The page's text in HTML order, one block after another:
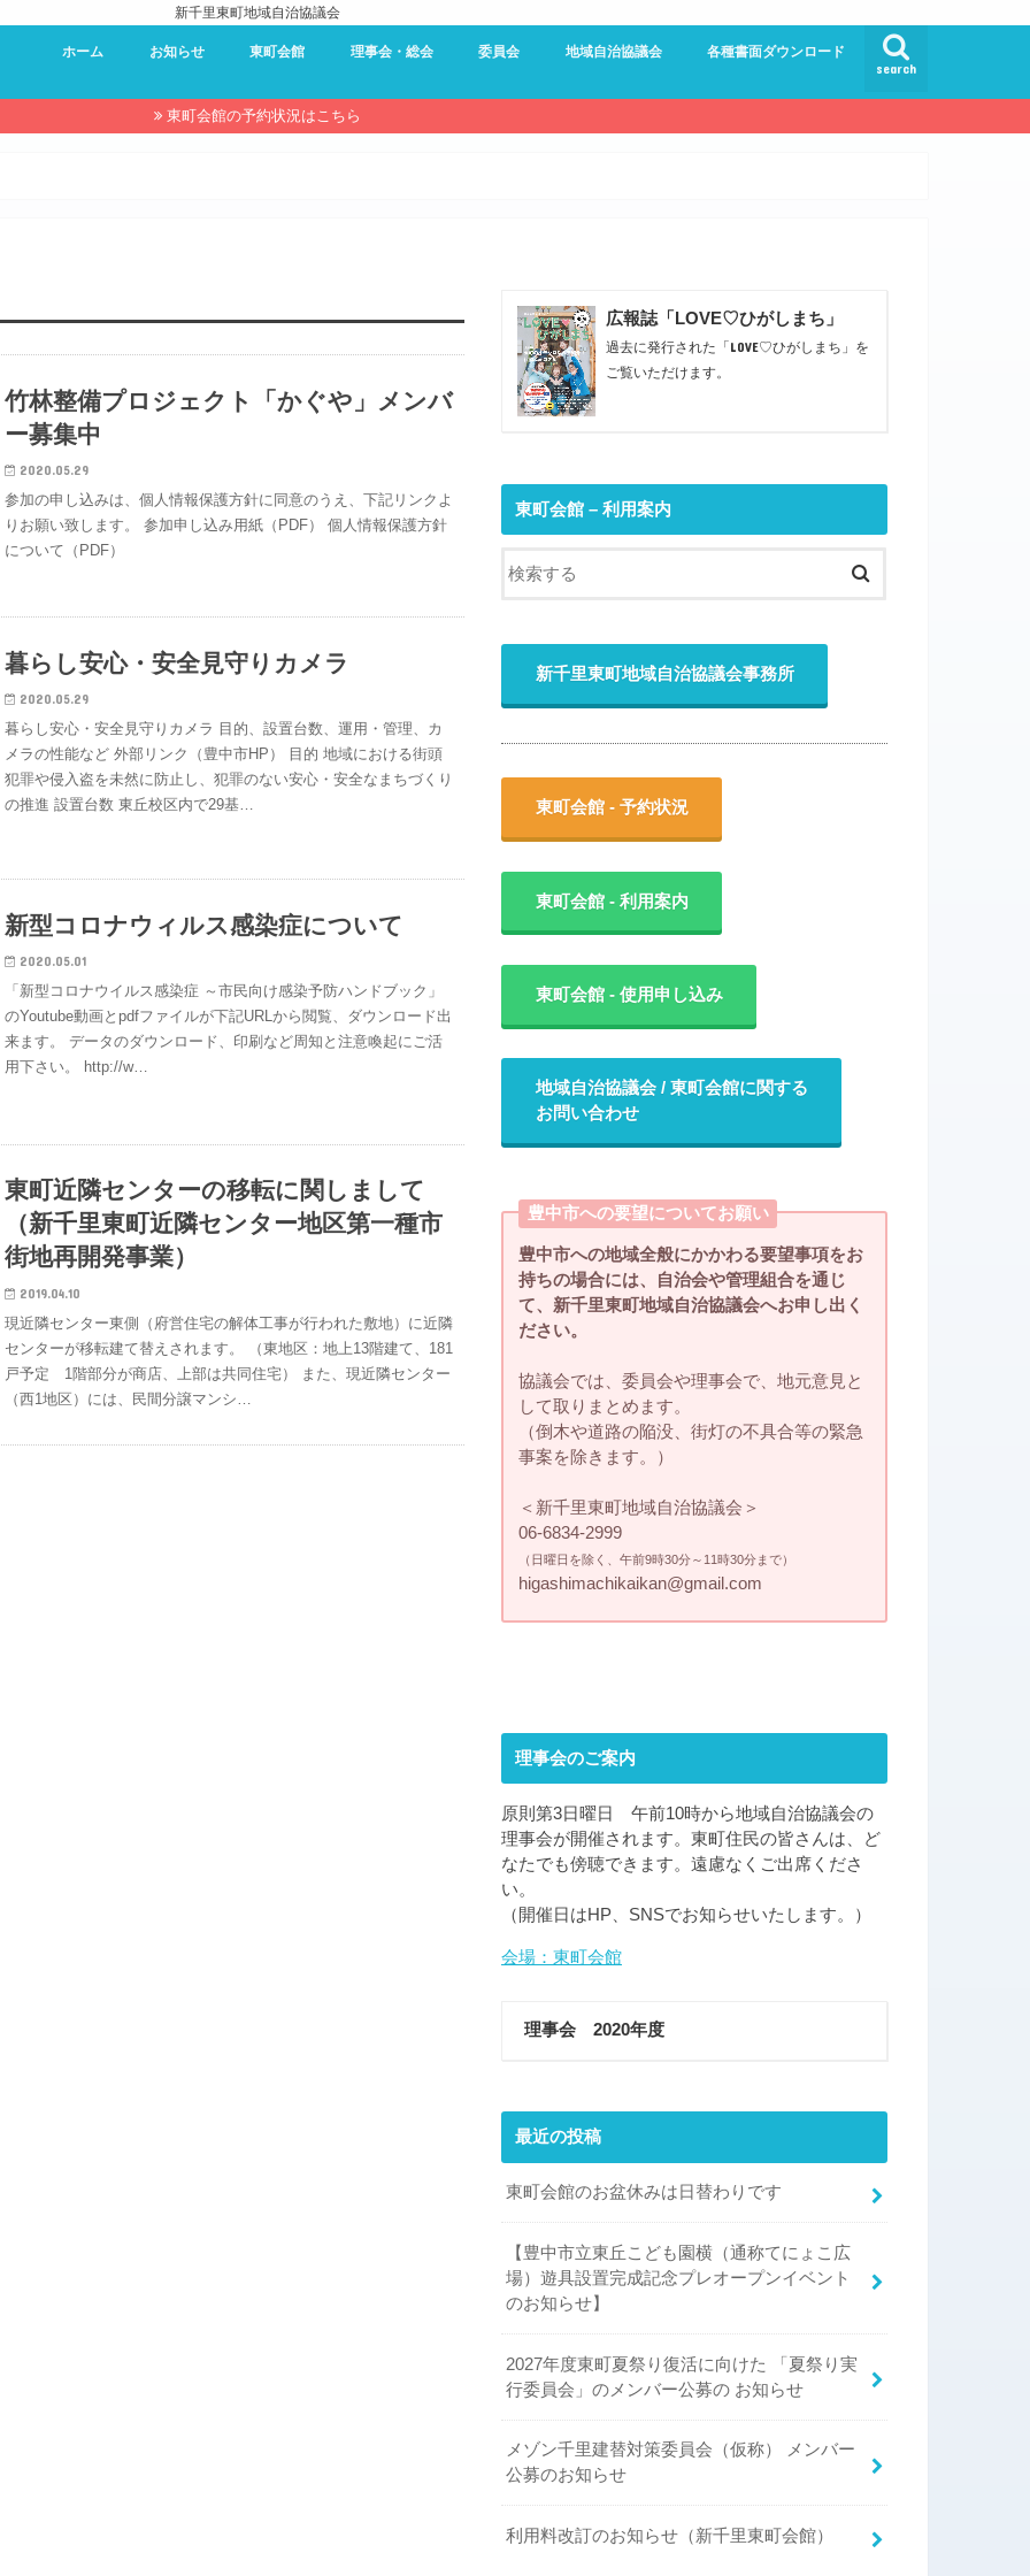
新千里東町地域自治協議会
search
ホーム お知らせ 東町会館
東町会館 – 利用案内
東町会館 – 予約状況
東町会館 – 使用申し込み
理事会・総会
理事会・総会
過去の理事会・総会資料
委員会
防災委員会
環境委員会
夏祭り
近隣センター委員会
キャンドルロード
東町会館
広報委員会
地域自治協議会 各種書面ダウンロード
東町会館の予約状況はこちら
竹林整備プロジェクト「かぐや」メンバ
ー募集中
2020.05.29
参加の申し込みは、個人情報保護方針に同意のうえ、下記リンクよ
りお願い致します。 参加申し込み用紙（PDF） 個人情報保護方針
について（PDF）
暮らし安心・安全見守りカメラ
2020.05.29
暮らし安心・安全見守りカメラ 目的、設置台数、運用・管理、カ
メラの性能など 外部リンク（豊中市HP） 目的 地域における街頭
犯罪や侵入盗を未然に防止し、犯罪のない安心・安全なまちづくり
の推進 設置台数 東丘校区内で29基…
新型コロナウィルス感染症について
2020.05.01
「新型コロナウイルス感染症 ～市民向け感染予防ハンドブック」
のYoutube動画とpdfファイルが下記URLから閲覧、ダウンロード出
来ます。 データのダウンロード、印刷など周知と注意喚起にご活
用下さい。 http://w…
東町近隣センターの移転に関しまして
（新千里東町近隣センター地区第一種市
街地再開発事業）
2019.04.10
現近隣センター東側（府営住宅の解体工事が行われた敷地）に近隣
センターが移転建て替えされます。 （東地区：地上13階建て、181
戸予定 1階部分が商店、上部は共同住宅） また、現近隣センター
（西1地区）には、民間分譲マンシ…
広報誌「LOVE♡ひがしまち」
過去に発行された「LOVE♡ひがしまち」を
ご覧いただけます。
東町会館 – 利用案内
新千里東町地域自治協議会事務所
東町会館 - 予約状況
東町会館 - 利用案内
東町会館 - 使用申し込み
地域自治協議会 / 東町会館に関する
お問い合わせ
豊中市への要望についてお願い
豊中市への地域全般にかかわる要望事項をお
持ちの場合には、自治会や管理組合を通じ
て、新千里東町地域自治協議会へお申し出く
ださい。
協議会では、委員会や理事会で、地元意見と
して取りまとめます。
（倒木や道路の陥没、街灯の不具合等の緊急
事案を除きます。）
＜新千里東町地域自治協議会＞
06-6834-2999
（日曜日を除く、午前9時30分～11時30分まで）
higashimachikaikan@gmail.com
理事会のご案内
原則第3日曜日 午前10時から地域自治協議会の
理事会が開催されます。東町住民の皆さんは、ど
なたでも傍聴できます。遠慮なくご出席くださ
い。
（開催日はHP、SNSでお知らせいたします。）
会場：東町会館
理事会 2020年度
最近の投稿
東町会館のお盆休みは日替わりです
【豊中市立東丘こども園横（通称てにょこ広
場）遊具設置完成記念プレオープンイベント
のお知らせ】
2027年度東町夏祭り復活に向けた 「夏祭り実
行委員会」のメンバー公募の お知らせ
メゾン千里建替対策委員会（仮称） メンバー
公募のお知らせ
利用料改訂のお知らせ（新千里東町会館）